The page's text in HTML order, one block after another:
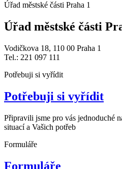
Úřad městské části Praha 1
Úřad městské části
Vodičkova 18, 110 00 Praha 1
Tel.: 221 097 111
Potřebuji si vyřídit
Potřebuji si vyřídit
Připravili jsme pro vás jednoduché
situací a Vašich potřeb
Formuláře
Formuláře